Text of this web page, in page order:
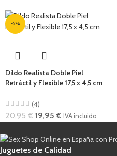
-5%
Dildo Realista Doble Piel
Retráctil y Flexible 17,5 x 4,5 cm
(4)
20,95€ 19,95€ IVA incluido
Juguetes de Calidad